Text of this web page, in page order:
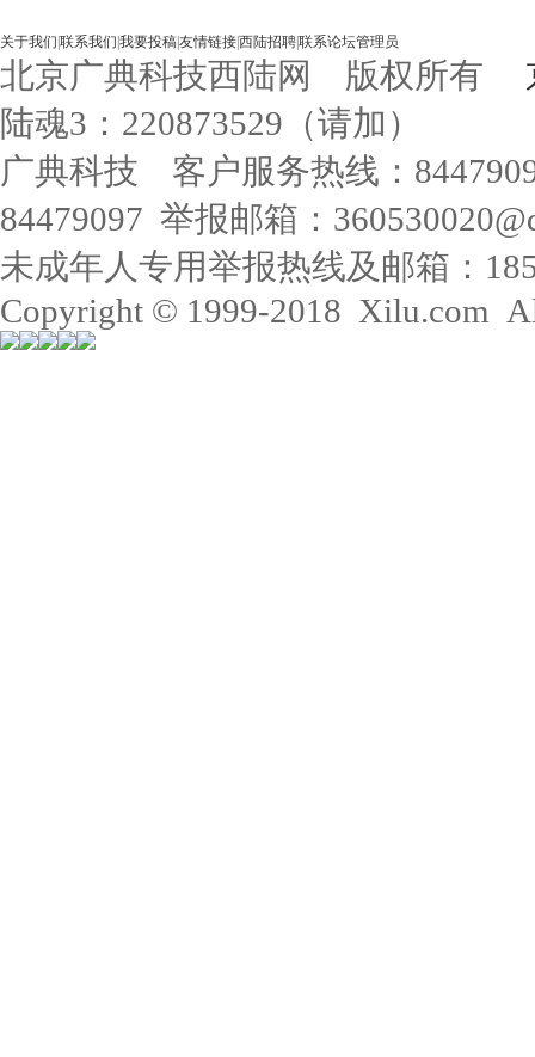
关于我们 联系我们 我要投稿友情链接西陆招聘联系论坛管理员
北京广典科技西陆网 版权所有
陆魂3：220873529（请加）
广典科技 客户服务热线：
84479097 举报邮箱：
未成年人专用举报热线及邮箱：
Copyright © 1999-2018 Xilu.com